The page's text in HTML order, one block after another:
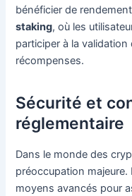
bénéficier de
staking, où les
participer à la
récompenses.
Sécurité et
réglementaire
Dans le monde des
préoccupation
moyens avancés pour